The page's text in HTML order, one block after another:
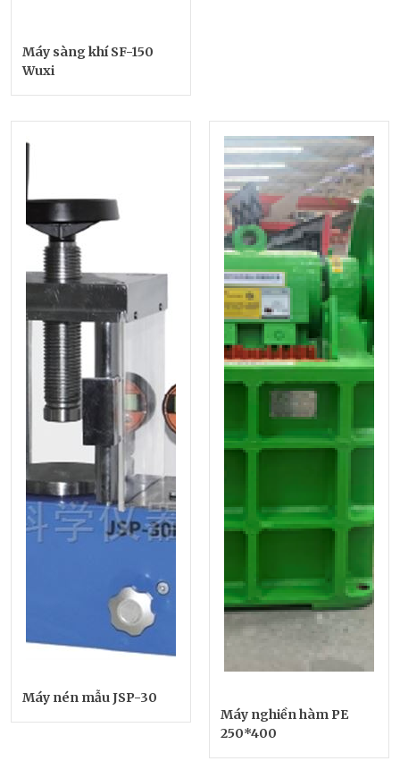
Máy sàng khí SF-150
Wuxi
Máy nén mẫu JSP-30
Máy nghiền hàm PE
250*400